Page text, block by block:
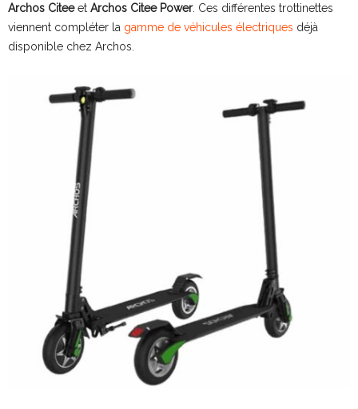
Archos Citeeet Archos Citee Power. Ces différentes trottinettes
viennent compléter la gamme de véhicules électriques déjà
disponible chez Archos.